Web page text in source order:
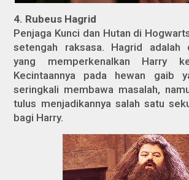
4. Rubeus Hagrid
Penjaga Kunci dan Hutan di
setengah raksasa. Hagrid adalah
yang memperkenalkan Harry
Kecintaannya pada hewan gaib
seringkali membawa masalah,
tulus menjadikannya salah satu
bagi Harry.